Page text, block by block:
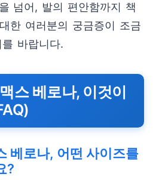
넘어, 발의 편안함까지 책
한 여러분의 궁금증이 조금
바랍니다.
스 베로나, 이것이
베로나, 어떤 사이즈를
?